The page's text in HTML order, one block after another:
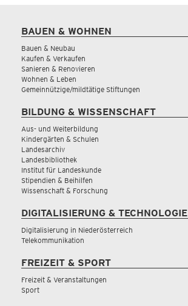
BAUEN & WOHNEN
Bauen & Neubau
Kaufen & Verkaufen
Sanieren & Renovieren
Wohnen & Leben
Gemeinnützige/mildtätige Stiftungen
BILDUNG & WISSENSCHAFT
Aus- und Weiterbildung
Kindergärten & Schulen
Landesarchiv
Landesbibliothek
Institut für Landeskunde
Stipendien & Beihilfen
Wissenschaft & Forschung
DIGITALISIERUNG & TECHNOLOGIE
Digitalisierung in Niederösterreich
Telekommunikation
FREIZEIT & SPORT
Freizeit & Veranstaltungen
Sport